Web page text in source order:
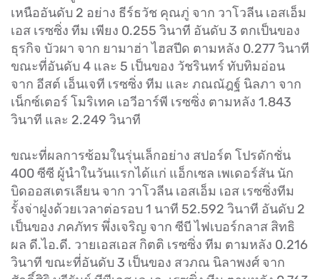
เหนืออันดับ 2 อย่าง ธีร์ธวัช คุณภู่ จาก วาโวลีน เอสเอ็ม
เอส เรซซิ่ง ทีม เพียง 0.255 วินาที อันดับ 3 ตกเป็นของ
ธุรกิจ บัวผา จาก ยามาฮ่า ไฮสปีด ตามหลัง 0.277 วินาที
ขณะที่อันดับ 4 และ 5 เป็นของ วัชรินทร์ ทับทิมอ่อน
จาก อีสต์ เอ็นเจที เรซซิ่ง ทีม และ ภณณัฎฐ์ นิลภา จาก
เน็กซ์เตอร์ โมริเทค เอวีอาร์พี เรซซิ่ง ตามหลัง 1.843
วินาที และ 2.249 วินาที
ขณะที่ผลการซ้อมในรุ่นเล็กอย่าง สปอร์ต โปรดักชั่น
400 ซีซี ผู้นำในวันแรกได้แก่ แอ็กเซล เพเดอร์สัน นัก
บิดออสเตรเลียน จาก วาโวลีน เอสเอ็ม เอส เรซซิ่งทีม
รั้งจ่าฝูงด้วยเวลาต่อรอบ 1 นาที 52.592 วินาที อันดับ 2
เป็นของ ภคภัทร พึ่งเจริญ จาก ซีบี ไฟเบอร์กลาส สิทธิ
ผล ดี.ไอ.ดี. วายเอสเอส กิตติ เรซซิ่ง ทีม ตามหลัง 0.216
วินาที ขณะที่อันดับ 3 เป็นของ สวภณ นิลาพงศ์ จาก